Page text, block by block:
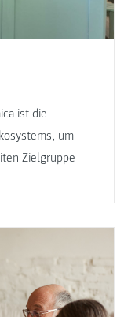
ist die
um
Zielgruppe